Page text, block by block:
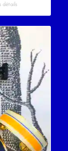
détails